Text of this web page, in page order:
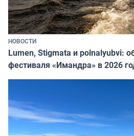
НОВОСТИ
Lumen, Stigmata и polnalyubvi:
фестиваля «Имандра» в 2026